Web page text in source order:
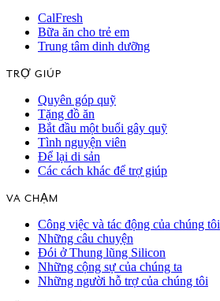
CalFresh
Bữa ăn cho trẻ em
Trung tâm dinh dưỡng
TRỢ GIÚP
Quyên góp quỹ
Tặng đồ ăn
Bắt đầu một buổi gây quỹ
Tình nguyện viên
Để lại di sản
Các cách khác để trợ giúp
VA CHẠM
Công việc và tác động của chúng tôi
Những câu chuyện
Đói ở Thung lũng Silicon
Những cộng sự của chúng ta
Những người hỗ trợ của chúng tôi